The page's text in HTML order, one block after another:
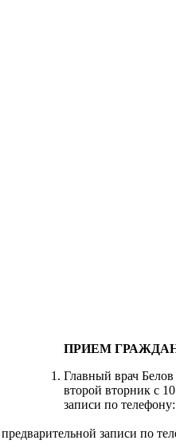
ПРИЕМ
Главный врач
второй вторник с
записи по
записи по